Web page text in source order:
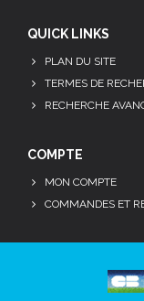
QUICK LINKS
PLAN DU SITE
TERMES DE
RECHERCHE
COMPTE
MON COMPTE
COMMANDES ET